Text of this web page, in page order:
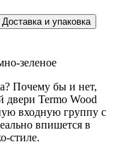
Доставка и упаковка
зеленое
Почему бы и нет,
двери Termo Wood
входную группу с
впишется в
стиле.